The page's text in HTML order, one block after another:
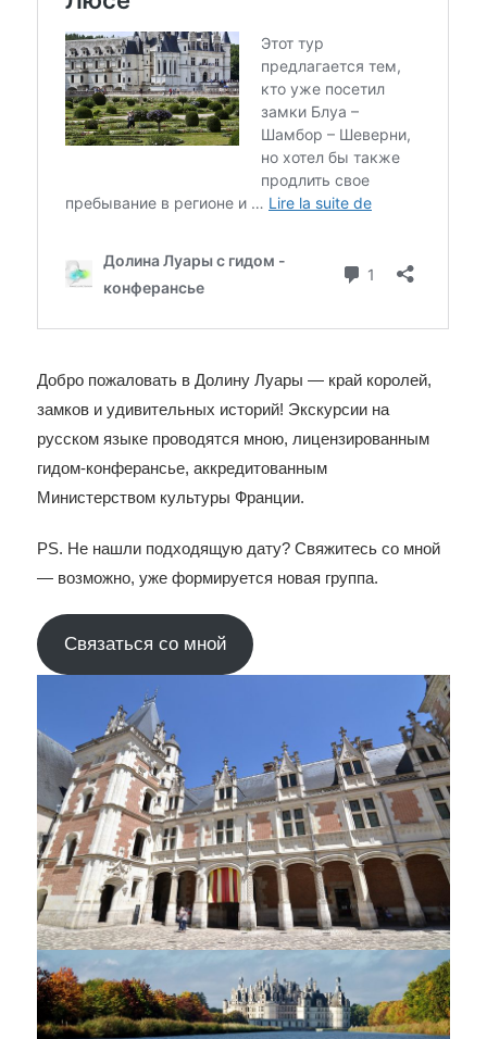
Добро пожаловать в Долину Луары — край королей,
замков и удивительных историй! Экскурсии на
русском языке проводятся мною, лицензированным
гидом-конферансье, аккредитованным
Министерством культуры Франции.
PS. Не нашли подходящую дату? Свяжитесь со мной
— возможно, уже формируется новая группа.
Связаться со мной